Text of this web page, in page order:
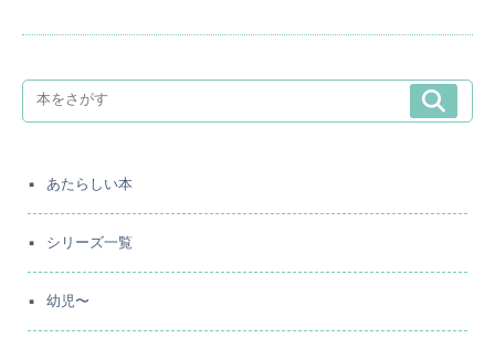
あたらしい本
シリーズ一覧
幼児〜